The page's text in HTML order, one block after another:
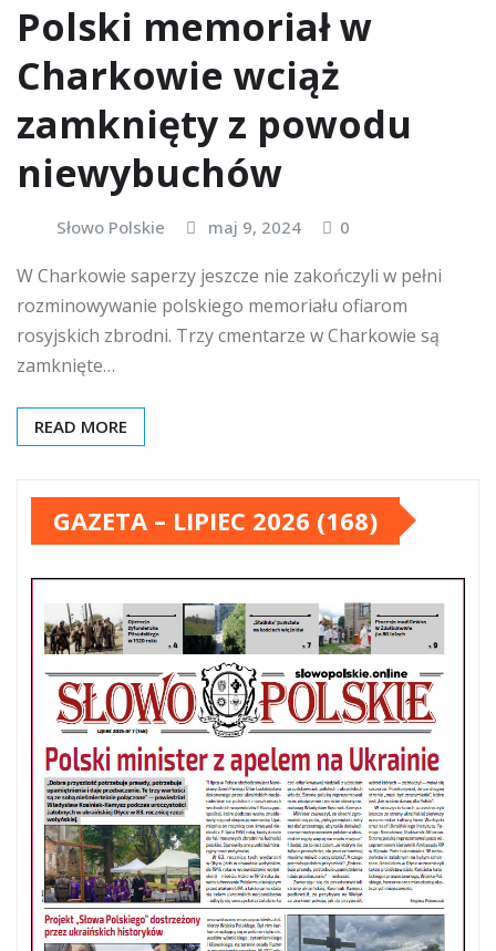
Polski memoriał w
Charkowie wciąż
zamknięty z powodu
niewybuchów
Słowo Polskie maj 9, 2024 0
W Charkowie saperzy jeszcze nie zakończyli w pełni
rozminowywanie polskiego memoriału ofiarom
rosyjskich zbrodni. Trzy cmentarze w Charkowie są
zamknięte…
READ MORE
GAZETA – LIPIEC 2026 (168)